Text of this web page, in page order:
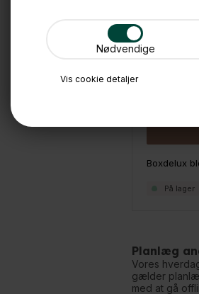
Nødvendige
Vis cookie detaljer
Boxdelux
På lager
Planlæg
Vores
gælder
med at gå